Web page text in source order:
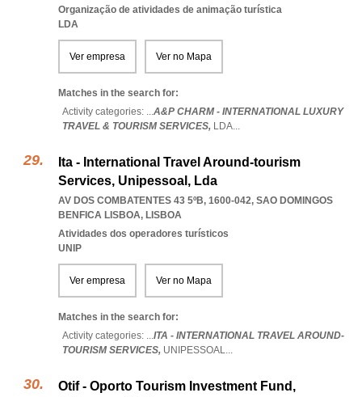
Organização de atividades de animação turística
LDA
Ver empresa Ver no Mapa
Matches in the search for:
Activity categories: ...A&P CHARM - INTERNATIONAL LUXURY
TRAVEL & TOURISM SERVICES, LDA...
Ita - International Travel Around-tourism
Services, Unipessoal, Lda
AV DOS COMBATENTES 43 5ºB, 1600-042, SAO DOMINGOS
BENFICA LISBOA, LISBOA
Atividades dos operadores turísticos
UNIP
Ver empresa Ver no Mapa
Matches in the search for:
Activity categories: ...ITA - INTERNATIONAL TRAVEL AROUND-
TOURISM SERVICES, UNIPESSOAL...
Otif - Oporto Tourism Investment Fund,